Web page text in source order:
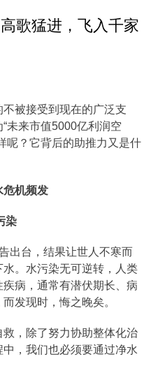
歌猛进，飞入千家
被接受到现在的广泛支
未来市值5000亿利润空
呢？它背后的助推力又是什
危机频发
出台，结果让世人不寒而
。水污染无可逆转，人类
病，通常有潜伏期长、病
发现时，悔之晚矣。
，除了努力协助整体化治
，我们也必须要通过净水